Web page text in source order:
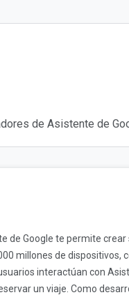
de Asistente de
de Google te permite
millones de dispositivos,
interactúan con
un viaje. Como